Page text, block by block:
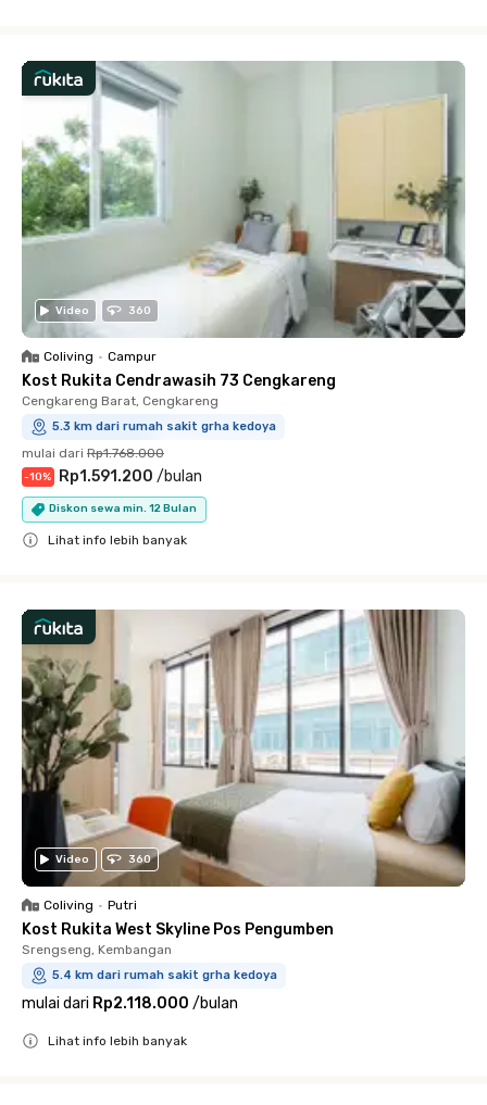
Video 360
Coliving • Campur
Kost Rukita Cendrawasih 73 Cengkareng
Cengkareng Barat, Cengkareng
5.3 km dari rumah sakit grha kedoya
mulai dari Rp1.768.000
-10% Rp1.591.200 /bulan
Diskon sewa min. 12 Bulan
Lihat info lebih banyak
Video 360
Coliving • Putri
Kost Rukita West Skyline Pos Pengumben
Srengseng, Kembangan
5.4 km dari rumah sakit grha kedoya
mulai dari Rp2.118.000 /bulan
Lihat info lebih banyak